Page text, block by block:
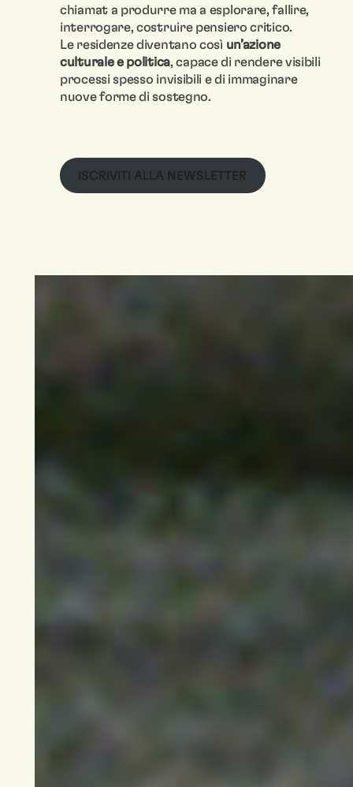
chiamat a produrre ma a esplorare, fallire,
interrogare, costruire pensiero critico.
Le residenze diventano così un’azione
culturale e politica, capace di rendere visibili
processi spesso invisibili e di immaginare
nuove forme di sostegno.
ISCRIVITI ALLA NEWSLETTER